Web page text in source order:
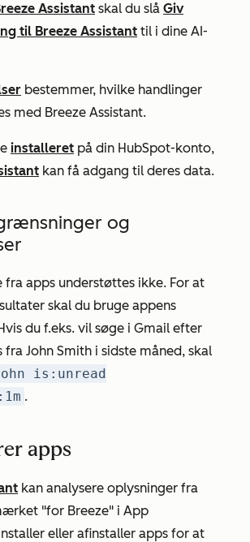
Assistant skal du slå Giv
til Breeze Assistant til i dine AI-
bestemmer, hvilke handlinger
med Breeze Assistant.
installeret på din HubSpot-konto,
kan få adgang til deres data.
og
fra apps understøttes ikke. For at
skal du bruge appens
du f.eks. vil søge i Gmail efter
John Smith i sidste måned, skal
is:unread
.
apps
kan analysere oplysninger fra
"for Breeze" i App
eller afinstaller apps for at